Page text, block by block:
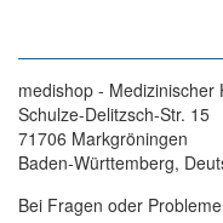
medishop - Medizinischer
Schulze-Delitzsch-Str. 15
71706 Markgröningen
Baden-Württemberg,
Bei Fragen oder